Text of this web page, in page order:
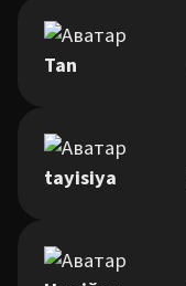
Tan
tayisiya